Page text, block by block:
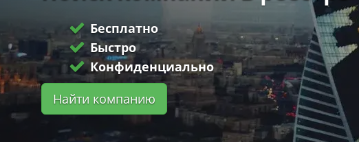
Бесплатно
Быстро
Конфиденциально
Найти компанию